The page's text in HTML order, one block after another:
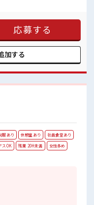
服アリ≫ 制服があるので、
の方も大カンゲイ≫ 新しい
けど、 しっかり働く環境が
・ステップUP目指してい
仕事が探せる≫ 困った事な
す！ ■職場の雰囲
給料の上乗せも期待できそ
応募する
加する
服あり 休憩室あり
社員食堂あり
スOK 残業 20H未満
女性多め